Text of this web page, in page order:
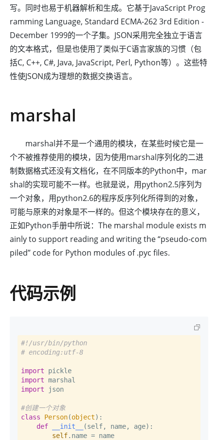
写。同时也易于机器解析和生成。它基于JavaScript Prog
ramming Language, Standard ECMA-262 3rd Edition -
December 1999的一个子集。JSON采用完全独立于语言
的文本格式，但是也使用了类似于C语言家族的习惯（包
括C, C++, C#, Java, JavaScript, Perl, Python等）。这些特
性使JSON成为理想的数据交换语言。
marshal
marshal并不是一个通用的模块，在某些时候它是一
个不被推荐使用的模块，因为使用marshal序列化的二进
制数据格式还没有文档化，在不同版本的Python中，mar
shal的实现可能不一样。也就是说，用python2.5序列为
一个对象，用python2.6的程序反序列化所得到的对象，
可能与原来的对象是不一样的。但这个模块存在的意义，
正如Python手册中所说：The marshal module exists m
ainly to support reading and writing the “pseudo-com
piled” code for Python modules of .pyc files.
代码示例
#!/usr/bin/python
# encoding:utf-8
import
pickle
import
import json
#创建一个对象
class
Person(object):
def
__init__ (self, name, age):
self.name = name